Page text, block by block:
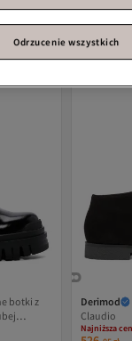
botki z
Derimod
Claudio
Najniższa
Darmowa
Najniższa
Odrzucenie wszystkich